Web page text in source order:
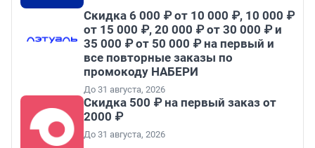
Скидка 6 000 ₽ от 10 000 ₽, 10 000 ₽
от 15 000 ₽, 20 000 ₽ от 30 000 ₽ и
35 000 ₽ от 50 000 ₽ на первый и
все повторные заказы по
промокоду НАБЕРИ
До 31 августа, 2026
Скидка 500 ₽ на первый заказ от
2000 ₽
До 31 августа, 2026